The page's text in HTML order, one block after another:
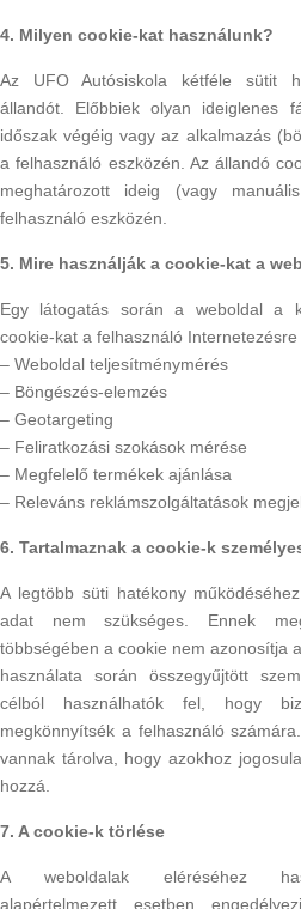
4. Milyen cookie-kat használunk?
Az UFO Autósiskola kétféle sütit
állandót. Előbbiek olyan ideiglenes
időszak végéig vagy az alkalmazás
a felhasználó eszközén. Az állandó
meghatározott ideig (vagy
felhasználó eszközén.
5. Mire használják a cookie-kat a
Egy látogatás során a weboldal a
cookie-kat a felhasználó
– Weboldal teljesítménymérés
– Böngészés-elemzés
– Geotargeting
– Feliratkozási szokások mérése
– Megfelelő termékek ajánlása
– Releváns reklámszolgáltatások
6. Tartalmaznak a cookie-k
A legtöbb süti hatékony
adat nem szükséges. Ennek
többségében a cookie nem azonosítja
használata során összegyűjtött
célból használhatók fel, hogy
megkönnyítsék a felhasználó
vannak tárolva, hogy azokhoz
hozzá.
7. A cookie-k törlése
A weboldalak eléréséhez
alapértelmezett esetben